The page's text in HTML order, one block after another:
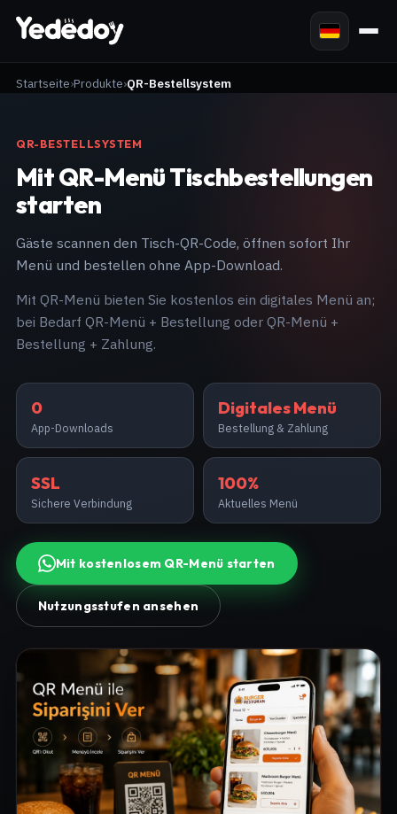
Startseite Produkte QR-Bestellsystem
QR-BESTELLSYSTEM
Mit QR-Menü Tischbestellungen
starten
Gäste scannen den Tisch-QR-Code, öffnen sofort Ihr
Menü und bestellen ohne App-Download.
Mit QR-Menü bieten Sie kostenlos ein digitales Menü an;
bei Bedarf QR-Menü + Bestellung oder QR-Menü +
Bestellung + Zahlung.
0
App-Downloads
Digitales Menü
Bestellung & Zahlung
SSL
Sichere Verbindung
100%
Aktuelles Menü
Mit kostenlosem QR-Menü starten
Nutzungsstufen ansehen